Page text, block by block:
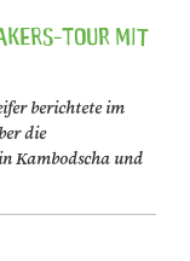
Tour mit
berichtete im
die
Kambodscha und